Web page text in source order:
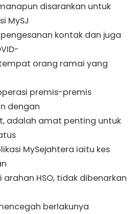
disarankan untuk
MySJ
kontak dan juga
orang ramai yang
premis-premis
dengan
adalah amat penting untuk
MySejahtera iaitu kes
HSO, tidak dibenarkan
berlakunya